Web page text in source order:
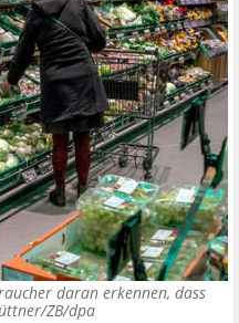
daran erkennen, dass
ZB/dpa